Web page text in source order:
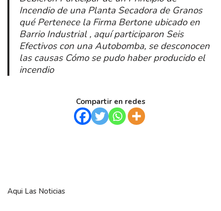
Incendio de una Planta Secadora de Granos
qué Pertenece la Firma Bertone ubicado en
Barrio Industrial , aquí participaron Seis
Efectivos con una Autobomba, se desconocen
las causas Cómo se pudo haber producido el
incendio
Compartir en redes
Aqui Las Noticias